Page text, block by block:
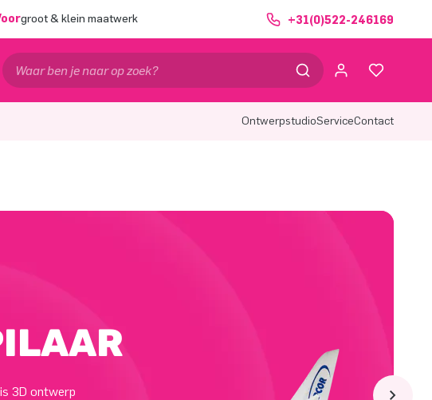
groot & klein maatwerk +31(0)522-246169
OntwerpstudioServiceContact
3D ontwerp